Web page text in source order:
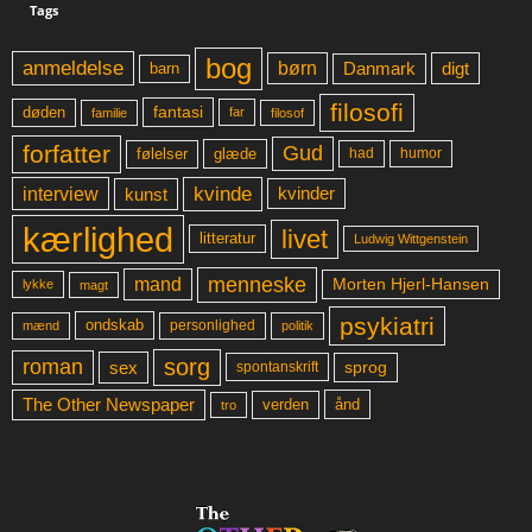
Tags
anmeldelse barn bog børn Danmark digt
døden familie fantasi far filosof
filosofi
forfatter
følelser glæde Gud had humor
interview kunst kvinde kvinder
kærlighed litteratur livet Ludwig Wittgenstein
lykke magt mand menneske Morten Hjerl-Hansen
mænd ondskab personlighed politik psykiatri
roman sex sorg spontanskrift sprog
The Other Newspaper tro verden ånd